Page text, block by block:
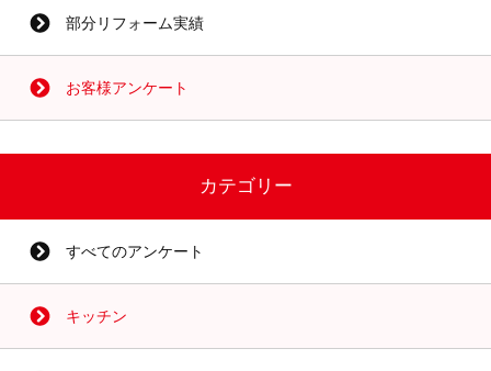
部分リフォーム実績
お客様アンケート
カテゴリー
すべてのアンケート
キッチン